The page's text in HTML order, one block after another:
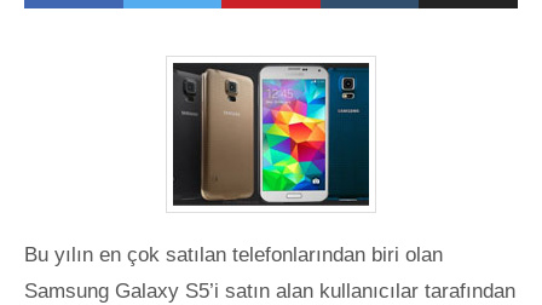
Bu yılın en çok satılan telefonlarından biri olan
Samsung Galaxy S5’i satın alan kullanıcılar tarafından